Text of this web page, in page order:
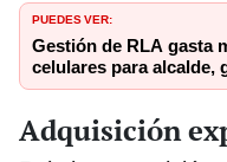
PUEDES VER:
Gestión de RLA gasta
celulares para alcalde,
Adquisición